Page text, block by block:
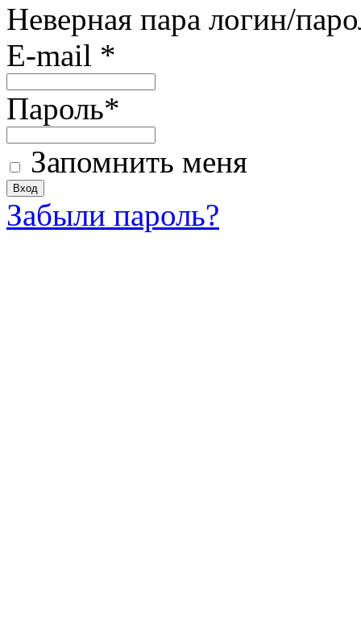
Неверная пара логин/
E-mail *
Пароль*
Запомнить меня
Забыли пароль?